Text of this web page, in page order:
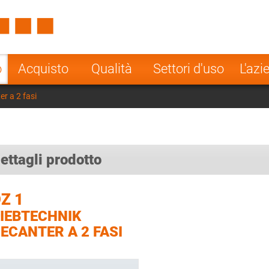
Acquisto Qualità Settori d'uso
Poland
Norway
a 2 fasi
prodotto
1
A 2 FASI